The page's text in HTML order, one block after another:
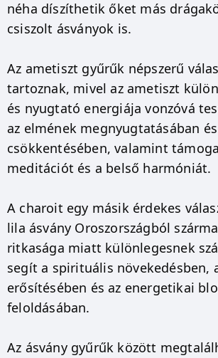
néha díszíthetik őket más
csiszolt ásványok is.
Az ametiszt gyűrűk népszerű
tartoznak, mivel az ametiszt
és nyugtató energiája vonzóvá
az elmének megnyugtatásában
csökkentésében, valamint
meditációt és a belső harmóniát.
A charoit egy másik érdekes
lila ásvány Oroszországból
ritkasága miatt különlegesnek
segít a spirituális növekedésben,
erősítésében és az energetikai
feloldásában.
Az ásvány gyűrűk között